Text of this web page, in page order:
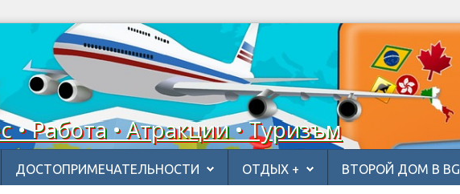
• Работа • Атракции • Туризъм
ДОСТОПРИМЕЧАТЕЛЬНОСТИ ОТДЫХ + ВТОРОЙ ДОМ В BG